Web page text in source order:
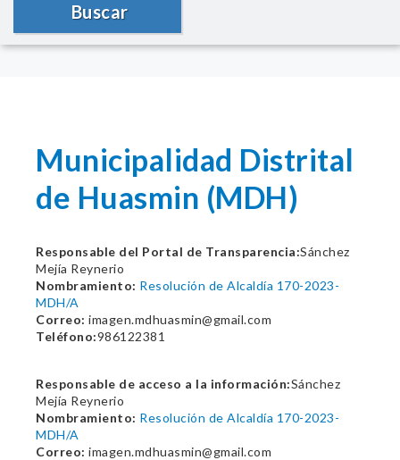
Buscar
Municipalidad Distrital
de Huasmin (MDH)
Responsable del Portal de Transparencia:Sánchez
Mejía Reynerio
Nombramiento: Resolución de Alcaldía 170-2023-
MDH/A
Correo: imagen.mdhuasmin@gmail.com
Teléfono:986122381
Responsable de acceso a la información:Sánchez
Mejía Reynerio
Nombramiento: Resolución de Alcaldía 170-2023-
MDH/A
Correo: imagen.mdhuasmin@gmail.com